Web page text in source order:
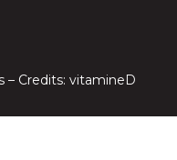
– Credits: vitamineD